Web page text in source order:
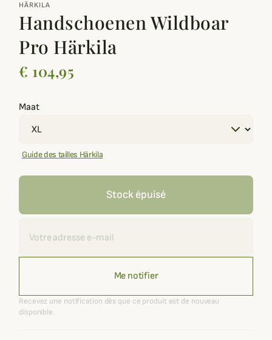
HÄRKILA
Handschoenen Wildboar
Pro Härkila
€ 104,95
Maat
Guide des tailles Härkila
Stock épuisé
Me notifier
Recevez une notification dès que ce produit est de nouveau
disponible.